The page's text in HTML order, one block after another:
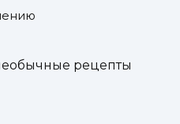
рецепты